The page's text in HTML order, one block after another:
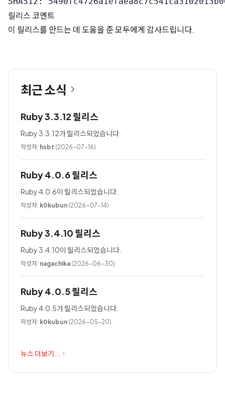
릴리스 코멘트
이 릴리스를 만드는 데 도움을 준 모두에게 감사드립니다.
최근 소식
Ruby 3.3.12 릴리스
Ruby 3.3.12가 릴리스되었습니다.
작성자: hsbt (2026-07-16)
Ruby 4.0.6 릴리스
Ruby 4.0.6이 릴리스되었습니다.
작성자: k0kubun (2026-07-14)
Ruby 3.4.10 릴리스
Ruby 3.4.10이 릴리스되었습니다.
작성자: nagachika (2026-06-30)
Ruby 4.0.5 릴리스
Ruby 4.0.5가 릴리스되었습니다.
작성자: k0kubun (2026-05-20)
뉴스 더보기...